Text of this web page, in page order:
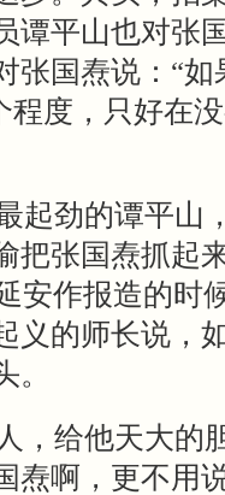
谭平山也对张
张国焘说： “如
程度，只好在
起劲的谭平山
把张国焘抓起
安作报造的时
义的师长说，
。
，给他天大的
焘啊，更不用